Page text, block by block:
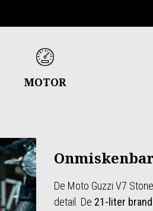
MOTOR
De Moto Guzzi V7
detail. De 21-liter